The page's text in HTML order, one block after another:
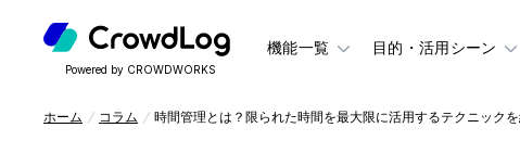
Powered by CROWDWORKS
機能一覧 目的・活用シーン
ホーム コラム 時間管理とは？限られた時間を最大限に活用するテクニックを